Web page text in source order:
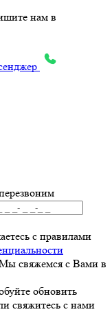
нам в
с правилами
свяжемся с Вами в
обновить
свяжитесь с нами